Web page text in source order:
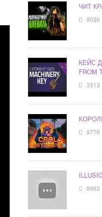
ЧИТ
9026
КЕЙС
FROM
3313
9776
9963